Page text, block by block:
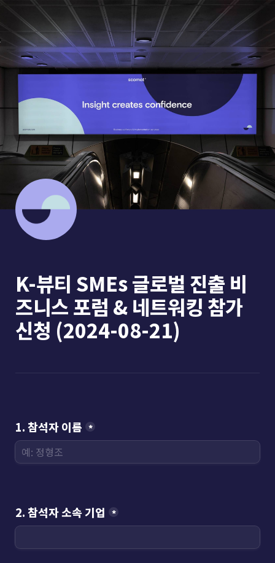
K-뷰티 SMEs 글로벌 진출 비
즈니스 포럼 & 네트워킹 참가
신청 (2024-08-21)
1. 참석자 이름 *
2. 참석자 소속 기업 *